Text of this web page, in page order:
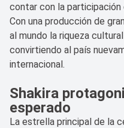
contar con la
Con una producción de
al mundo la riqueza
convirtiendo al país
internacional.
Shakira
esperado
La estrella principal de la